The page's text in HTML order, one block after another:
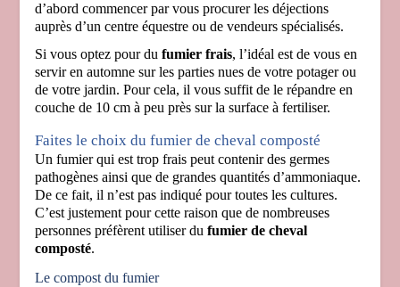
d’abord commencer par vous procurer les déjections
auprès d’un centre équestre ou de vendeurs spécialisés.
Si vous optez pour du fumier frais, l’idéal est de vous en
servir en automne sur les parties nues de votre potager ou
de votre jardin. Pour cela, il vous suffit de le répandre en
couche de 10 cm à peu près sur la surface à fertiliser.
Faites le choix du fumier de cheval composté
Un fumier qui est trop frais peut contenir des germes
pathogènes ainsi que de grandes quantités d’ammoniaque.
De ce fait, il n’est pas indiqué pour toutes les cultures.
C’est justement pour cette raison que de nombreuses
personnes préfèrent utiliser du fumier de cheval
composté.
Le compost du fumier